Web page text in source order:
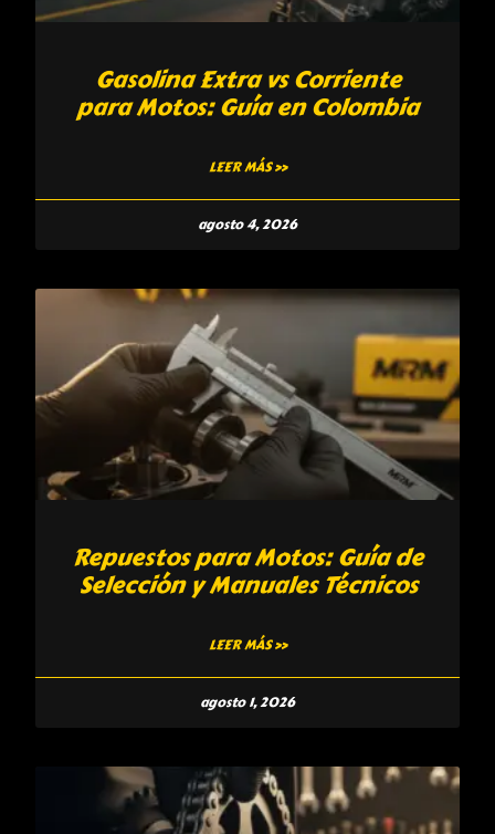
Gasolina Extra vs Corriente
para Motos: Guía en Colombia
LEER MÁS »
agosto 4, 2026
Repuestos para Motos: Guía de
Selección y Manuales Técnicos
LEER MÁS »
agosto 1, 2026